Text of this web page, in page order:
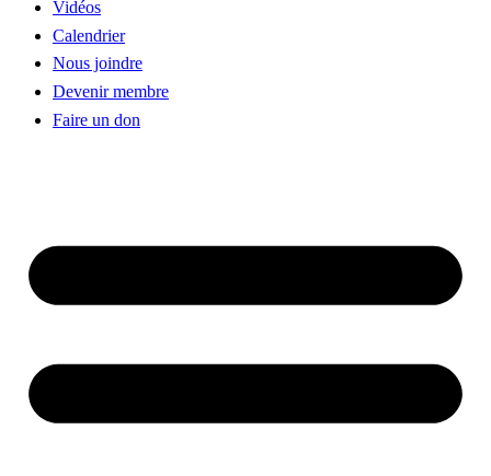
Vidéos
Calendrier
Nous joindre
Devenir membre
Faire un don